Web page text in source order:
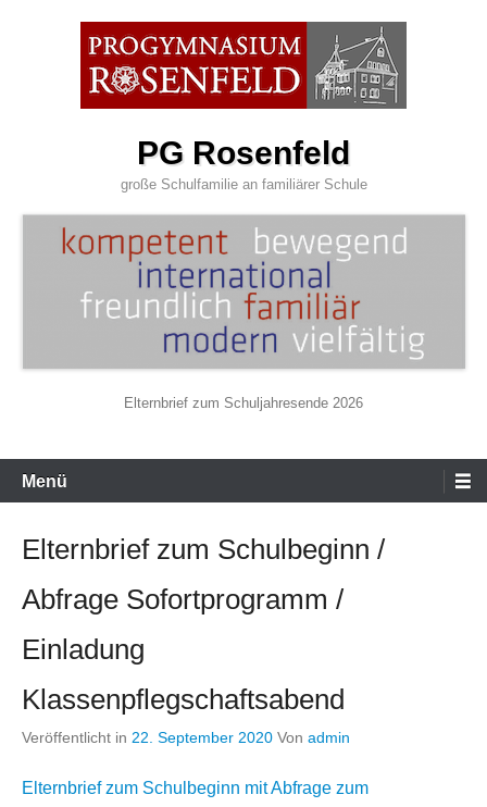
PG Rosenfeld
große Schulfamilie an familiärer Schule
Elternbrief zum Schuljahresende 2026
Primäres
Menü
Menü
Elternbrief zum Schulbeginn /
Abfrage Sofortprogramm /
Einladung
Klassenpflegschaftsabend
Veröffentlicht in 22. September 2020 Von admin
Elternbrief zum Schulbeginn mit Abfrage zum